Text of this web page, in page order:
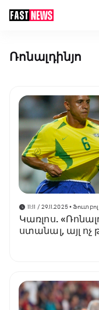
Ռոնալդինյո
11:11 / 29.11.2025• Ֆուտբոլ
Կառլոս.
ստանալ, այլ ոչ